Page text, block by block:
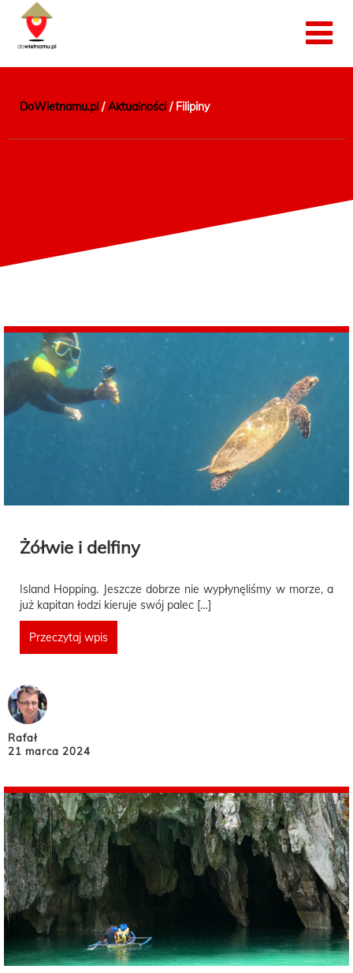
DoWietnamu.pl /Aktualności / Filipiny
Żółwie i delfiny
Island Hopping. Jeszcze dobrze nie wypłynęliśmy w morze, a
już kapitan łodzi kieruje swój palec […]
Przeczytaj wpis
Rafał
21 marca 2024